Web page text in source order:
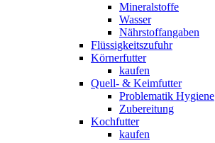
Mineralstoffe
Wasser
Nährstoffangaben
Flüssigkeitszufuhr
Körnerfutter
kaufen
Quell- & Keimfutter
Problematik Hygiene
Zubereitung
Kochfutter
kaufen